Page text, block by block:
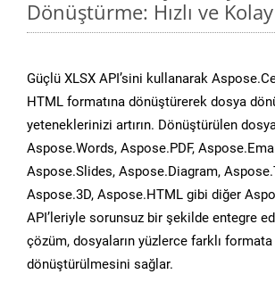
Dönüştürme: Hızlı ve
Güçlü XLSX API’sini kullanarak
HTML formatına dönüştürerek dosya
yeteneklerinizi artırın. Dönüştürülen
Aspose.Words, Aspose.PDF,
Aspose.Slides, Aspose.Diagram,
Aspose.3D, Aspose.HTML gibi diğer
API’leriyle sorunsuz bir şekilde entegre
çözüm, dosyaların yüzlerce farklı formata
dönüştürülmesini sağlar.